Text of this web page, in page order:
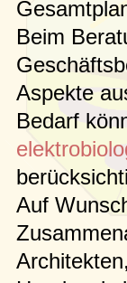
Beim
Aspekte
Bedarf
Auf